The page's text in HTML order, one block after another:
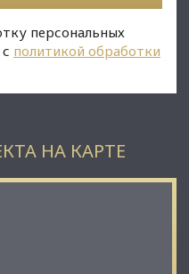
линии, водоснабжение,
персональных
политикой обработки
НА КАРТЕ